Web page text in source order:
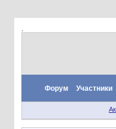
Форум Участники